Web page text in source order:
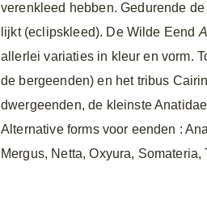
verenkleed hebben. Gedurende
lijkt (eclipskleed). De Wilde Eend
allerlei variaties in kleur en vorm.
de bergeenden) en het tribus
dwergeenden, de kleinste
Alternative forms voor eenden :
Mergus, Netta, Oxyura, Somateria,